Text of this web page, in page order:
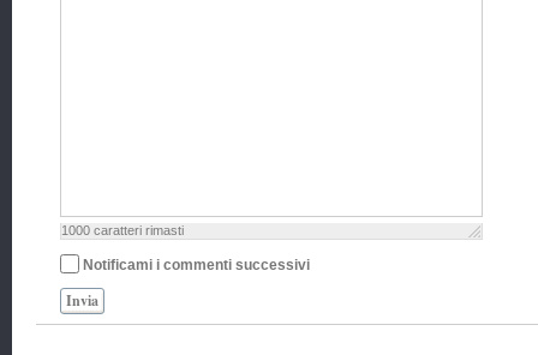
1000 caratteri rimasti
Notificami i commenti successivi
Invia